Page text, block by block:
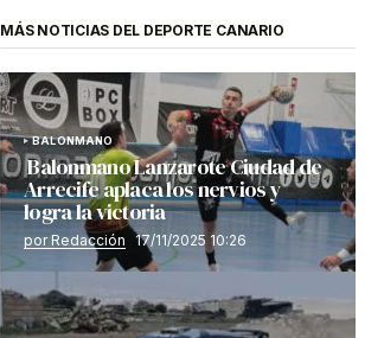
MÁS NOTICIAS DEL DEPORTE CANARIO
BALONMANO
Balonmano Lanzarote Ciudad de
Arrecife aplaca los nervios y
logra la victoria
por Redacción 17/11/2025 10:26